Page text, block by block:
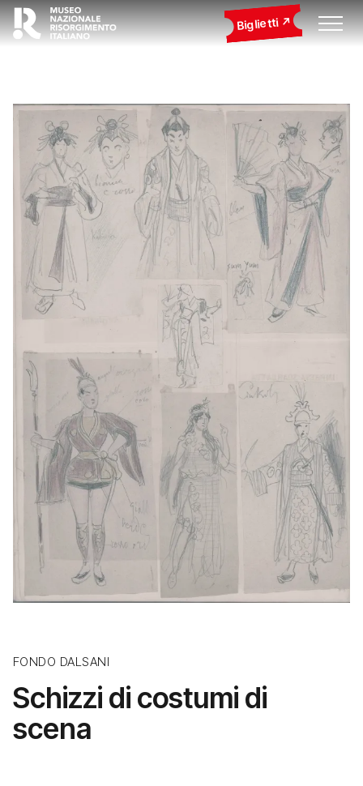
Biglietti
FONDO DALSANI
Schizzi di costumi di
scena